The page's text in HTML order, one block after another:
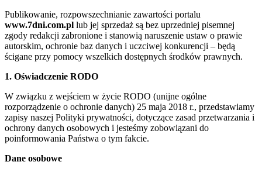
Publikowanie, rozpowszechnianie zawartości portalu
www.7dni.com.pl lub jej sprzedaż są bez uprzedniej pisemnej
zgody redakcji zabronione i stanowią naruszenie ustaw o prawie
autorskim, ochronie baz danych i uczciwej konkurencji – będą
ścigane przy pomocy wszelkich dostępnych środków prawnych.
1. Oświadczenie RODO
W związku z wejściem w życie RODO (unijne ogólne
rozporządzenie o ochronie danych) 25 maja 2018 r., przedstawiamy
zapisy naszej Polityki prywatności, dotyczące zasad przetwarzania i
ochrony danych osobowych i jesteśmy zobowiązani do
poinformowania Państwa o tym fakcie.
Dane osobowe